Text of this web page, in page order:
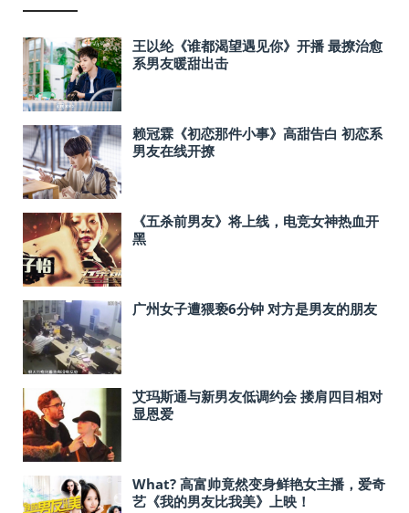
王以纶《谁都渴望遇见你》开播 最撩治愈
系男友暖甜出击
赖冠霖《初恋那件小事》高甜告白 初恋系
男友在线开撩
《五杀前男友》将上线，电竞女神热血开
黑
广州女子遭猥亵6分钟 对方是男友的朋友
艾玛斯通与新男友低调约会 搂肩四目相对
显恩爱
What? 高富帅竟然变身鲜艳女主播，爱奇
艺《我的男友比我美》上映！